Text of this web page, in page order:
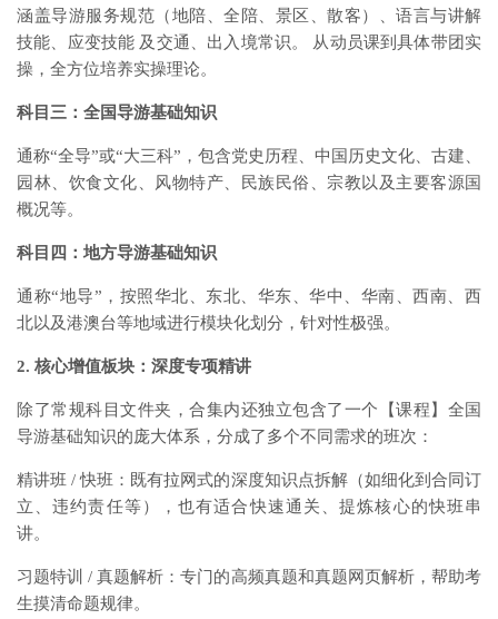
涵盖导游服务规范（地陪、全陪、景区、散客）、语言与讲解
技能、应变技能 及交通、出入境常识。 从动员课到具体带团实
操，全方位培养实操理论。
科目三：全国导游基础知识
通称“全导”或“大三科”，包含党史历程、中国历史文化、古建、
园林、饮食文化、风物特产、民族民俗、宗教以及主要客源国
概况等。
科目四：地方导游基础知识
通称“地导”，按照华北、东北、华东、华中、华南、西南、西
北以及港澳台等地域进行模块化划分，针对性极强。
2. 核心增值板块：深度专项精讲
除了常规科目文件夹，合集内还独立包含了一个【课程】全国
导游基础知识的庞大体系，分成了多个不同需求的班次：
精讲班 / 快班：既有拉网式的深度知识点拆解（如细化到合同订
立、违约责任等），也有适合快速通关、提炼核心的快班串
讲。
习题特训 / 真题解析：专门的高频真题和真题网页解析，帮助考
生摸清命题规律。